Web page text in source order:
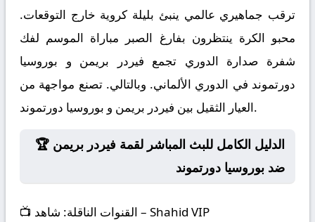
ترقب جماهيري عالمي ينبئ بليلة كروية خارج التوقعات.
محبو الكرة ينتظرون بفارغ الصبر مباراة الموسم لفك
شفرة صدارة الدوري تجمع فيردر بريمن و بوروسيا
دورتموند في الدوري الألماني. وبالتالي. تصنع مواجهة من
العيار الثقيل بين فيردر بريمن و بوروسيا دورتموند.
🏆 الدليل الكامل للبث المباشر لقمة فيردر بريمن
ضد بوروسيا دورتموند
📺 القنوات الناقلة: شاهد – Shahid VIP